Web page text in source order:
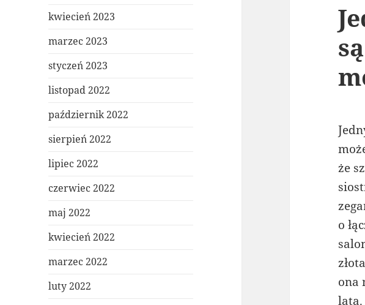
kwiecień 2023
marzec 2023
styczeń 2023
listopad 2022
październik 2022
sierpień 2022
lipiec 2022
czerwiec 2022
maj 2022
kwiecień 2022
marzec 2022
luty 2022
że
o
ona
lata.